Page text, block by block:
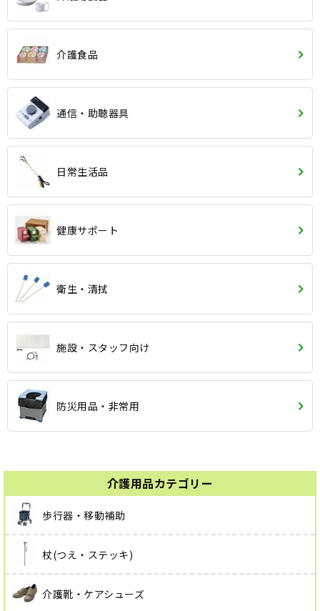
介護用品カテゴリー
歩行器・移動補助
杖(つえ・ステッキ)
介護靴・ケアシューズ
介護食品
通信・助聴器具
日常生活品
健康サポート
衛生・清拭
施設・スタッフ向け
防災用品・非常用